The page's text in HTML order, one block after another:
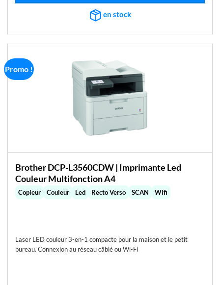
en stock
Promo !
Brother DCP-L3560CDW | Imprimante Led
Couleur Multifonction A4
Copieur Couleur Led Recto Verso SCAN Wifi
Laser LED couleur 3-en-1 compacte pour la maison et le petit
bureau. Connexion au réseau câblé ou Wi-Fi